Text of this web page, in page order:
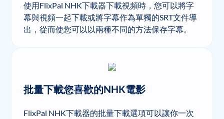
使用FlixPal NHK下載器下載視頻時，您可以將字
幕與視頻一起下載或將字幕作為單獨的SRT文件導
出，從而使您可以以兩種不同的方法保存字幕。
批量下載您喜歡的NHK電影
FlixPal NHK下載器的批量下載選項可以讓你一次